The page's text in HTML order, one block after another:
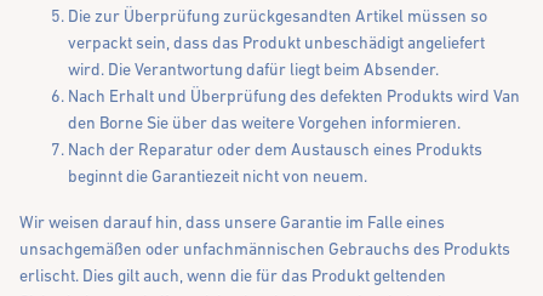
Die zur Überprüfung zurückgesandten Artikel müssen so
verpackt sein, dass das Produkt unbeschädigt angeliefert
wird. Die Verantwortung dafür liegt beim Absender.
Nach Erhalt und Überprüfung des defekten Produkts wird Van
den Borne Sie über das weitere Vorgehen informieren.
Nach der Reparatur oder dem Austausch eines Produkts
beginnt die Garantiezeit nicht von neuem.
Wir weisen darauf hin, dass unsere Garantie im Falle eines
unsachgemäßen oder unfachmännischen Gebrauchs des Produkts
erlischt. Dies gilt auch, wenn die für das Produkt geltenden